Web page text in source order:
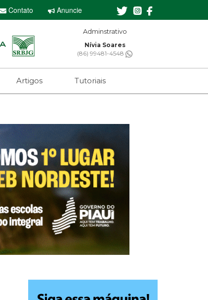
Contato Anuncie
Editor-chefe
Sebastian Eugênio
(61) 99650-2473
Artigos Tutoriais